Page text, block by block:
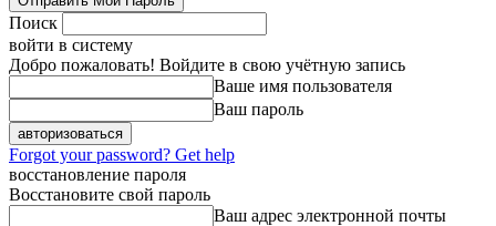
Поиск
войти в систему
Добро пожаловать! Войдите в свою учётную запись
Ваше имя пользователя
Ваш пароль
Forgot your password? Get help
восстановление пароля
Восстановите свой пароль
Ваш адрес электронной почты